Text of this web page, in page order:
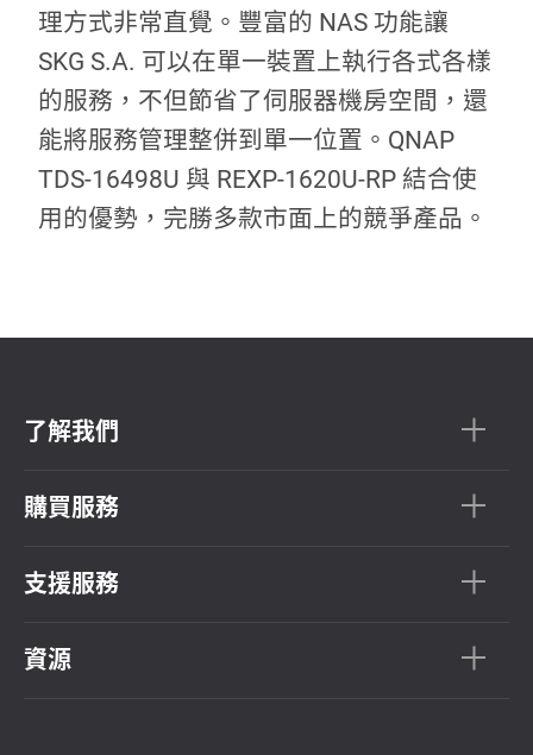
理方式非常直覺。豐富的 NAS 功能讓
SKG S.A. 可以在單一裝置上執行各式各樣
的服務，不但節省了伺服器機房空間，還
能將服務管理整併到單一位置。QNAP
TDS-16498U 與 REXP-1620U-RP 結合使
用的優勢，完勝多款市面上的競爭產品。
了解我們
購買服務
支援服務
資源